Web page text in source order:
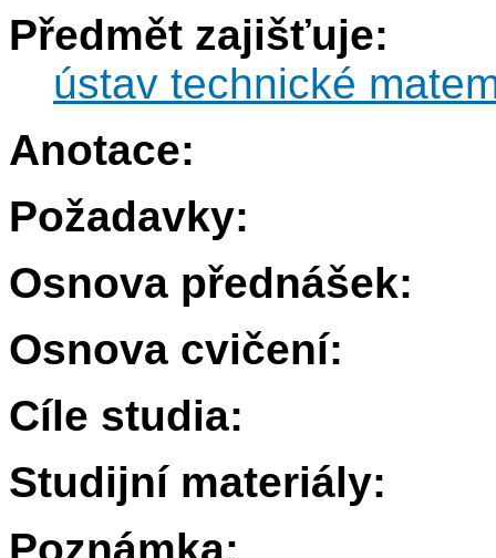
Předmět zajišťuje:
ústav technické
Anotace:
Požadavky:
Osnova přednášek:
Osnova cvičení:
Cíle studia:
Studijní materiály: